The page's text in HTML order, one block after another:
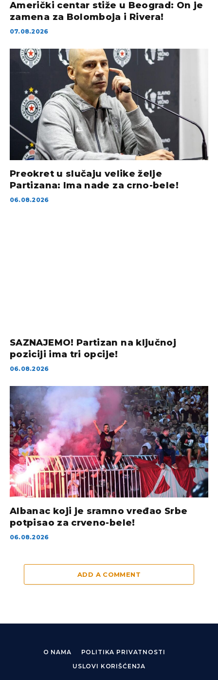
Američki centar stiže u Beograd: On je
zamena za Bolomboja i Rivera!
07.08.2026
Preokret u slučaju velike želje
Partizana: Ima nade za crno-bele!
06.08.2026
SAZNAJEMO! Partizan na ključnoj
poziciji ima tri opcije!
06.08.2026
Albanac koji je sramno vređao Srbe
potpisao za crveno-bele!
06.08.2026
ADD A COMMENT
O NAMA
POLITIKA PRIVATNOSTI
USLOVI KORIŠĆENJA